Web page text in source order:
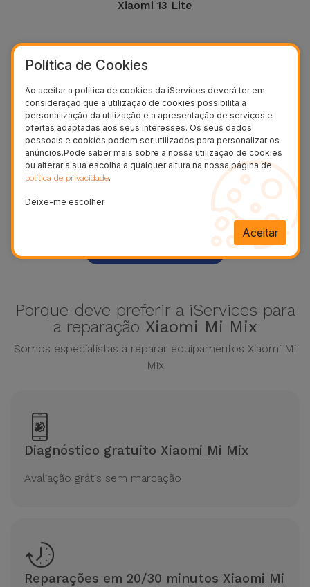
Xiaomi 13 Lite
Porque deve preferir a iServices para
a reparação Xiaomi Mi Mix
Somos especialistas a reparar equipamentos Xiaomi Mi
Mix
Diagnóstico gratuito Xiaomi Mi Mix
Avaliação grátis sem marcação
Reparações em 20/30 minutos Xiaomi Mi
Política de Cookies
Ao aceitar a política de cookies da iServices deverá ter em
consideração que a utilização de cookies possibilita a
personalização da utilização e a apresentação de serviços e
ofertas adaptadas aos seus interesses. Os seus dados
pessoais e cookies podem ser utilizados para personalizar os
anúncios.Pode saber mais sobre a nossa utilização de cookies
ou alterar a sua escolha a qualquer altura na nossa página de
política de privacidade.
Deixe-me escolher
Aceitar